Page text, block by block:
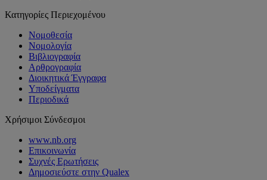
Κατηγορίες Περιεχομένου
Νομοθεσία
Νομολογία
Βιβλιογραφία
Αρθρογραφία
Διοικητικά Έγγραφα
Υποδείγματα
Περιοδικά
Χρήσιμοι Σύνδεσμοι
www.nb.org
Επικοινωνία
Συχνές Ερωτήσεις
Δημοσιεύστε στην Qualex